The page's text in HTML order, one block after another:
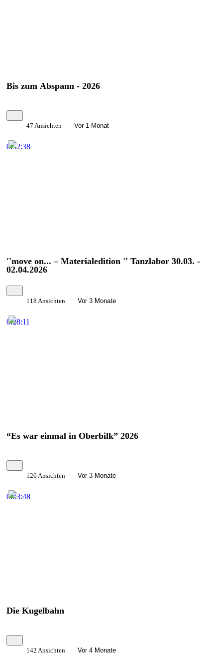
Bis zum Abspann - 2026
47 Ansichten Vor 1 Monat
0:52:38
''move on... – Materialedition '' Tanzlabor 30.03. -
02.04.2026
118 Ansichten Vor 3 Monate
0:28:11
“Es war einmal in Oberbilk” 2026
126 Ansichten Vor 3 Monate
0:03:48
Die Kugelbahn
142 Ansichten Vor 4 Monate